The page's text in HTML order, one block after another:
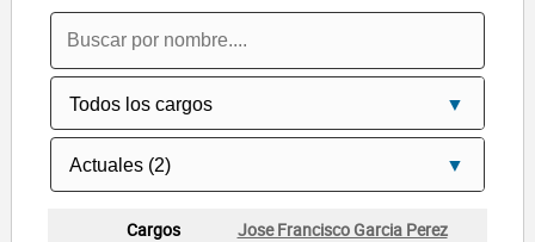
Jose Francisco Garcia Perez